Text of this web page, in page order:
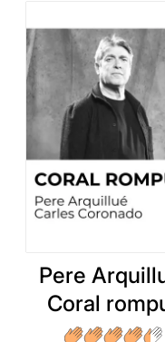
Pere
Coral